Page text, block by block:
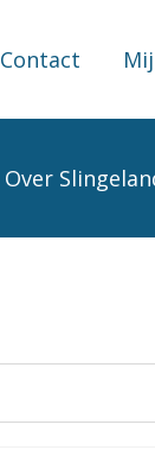
Contact
Over